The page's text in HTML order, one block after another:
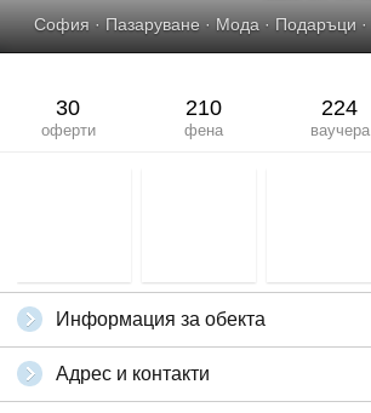
София· Пазаруване· Мода· Подаръци·
30
оферти
210
фена
224
ваучера
Информация за обекта
Адрес и контакти